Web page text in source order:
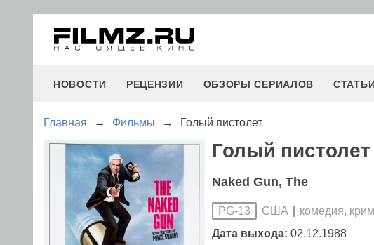
НОВОСТИ РЕЦЕНЗИИ ОБЗОРЫ СЕРИАЛОВ СТАТЬИ
Главная → Фильмы → Голый пистолет
Голый пистолет
Naked Gun, The
PG-13 США комедия,
Дата выхода: 02.12.1988